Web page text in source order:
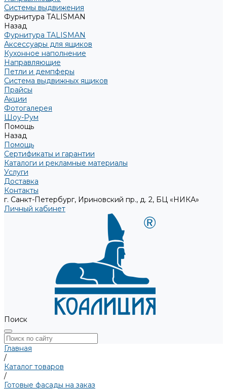
Системы выдвижения
Фурнитура TALISMAN
Назад
Фурнитура TALISMAN
Аксессуары для ящиков
Кухонное наполнение
Направляющие
Петли и демпферы
Система выдвижных ящиков
Прайсы
Акции
Фотогалерея
Шоу-Рум
Помощь
Назад
Помощь
Сертификаты и гарантии
Каталоги и рекламные материалы
Услуги
Доставка
Контакты
г. Санкт-Петербург, Ириновский пр., д. 2, БЦ «НИКА»
Личный кабинет
Поиск
Главная
/
Каталог товаров
/
Готовые фасады на заказ